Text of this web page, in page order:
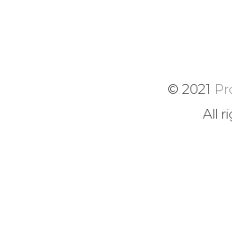
© 2021
All